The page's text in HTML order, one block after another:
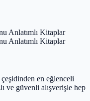
Anlatımlı Kitaplar
Anlatımlı Kitaplar
en eğlenceli
ve güvenli alışverişle hep